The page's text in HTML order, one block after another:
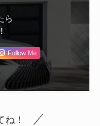
ら
Follow Me
ね！